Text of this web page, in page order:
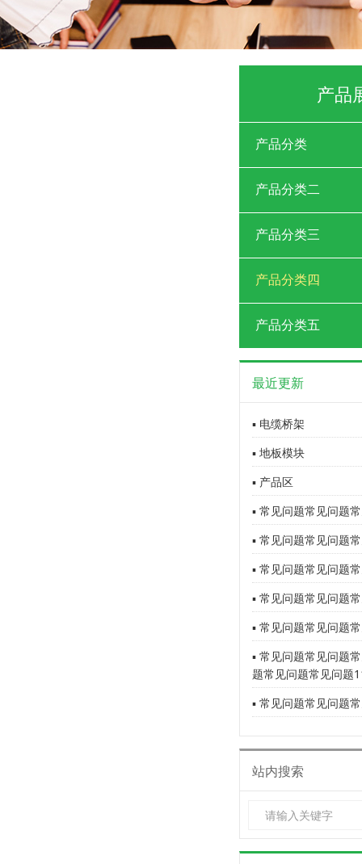
产品
产品分类
产品分类二
产品分类三
产品分类四
产品分类五
最近更新
▪ 电缆桥架
▪ 地板模块
▪ 产品区
▪ 常见问题常见问题
▪ 常见问题常见问题
▪ 常见问题常见问题
▪ 常见问题常见问题
▪ 常见问题常见问题
▪ 常见问题常见问题
题常见问题常见问题
▪ 常见问题常见问题
站内搜索